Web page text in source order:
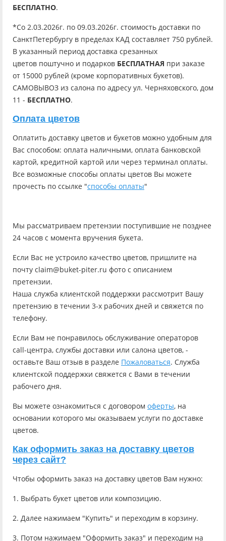
БЕСПЛАТНО.
*Со 2.03.2026г. по 09.03.2026г. стоимость доставки по
СанктПетербургу в пределах КАД составляет 750 рублей.
В указанный период доставка срезанных
цветов поштучно и подарков БЕСПЛАТНАЯ при заказе
от 15000 рублей (кроме корпоративных букетов).
САМОВЫВОЗ из салона по адресу ул. Черняховского, дом
11 - БЕСПЛАТНО.
Оплата цветов
Оплатить доставку цветов и букетов можно удобным для
Вас способом: оплата наличными, оплата банковской
картой, кредитной картой или через терминал оплаты.
Все возможные способы оплаты цветов Вы можете
прочесть по ссылке "способы оплаты"
Мы рассматриваем претензии поступившие не позднее
24 часов с момента вручения букета.
Если Вас не устроило качество цветов, пришлите на
почту claim@buket-piter.ru фото с описанием
претензии.
Наша служба клиентской поддержки рассмотрит Вашу
претензию в течении 3-х рабочих дней и свяжется по
телефону.
Если Вам не понравилось обслуживание операторов
call-центра, службы доставки или салона цветов, -
оставьте Ваш отзыв в разделе Пожаловаться. Служба
клиентской поддержки свяжется с Вами в течении
рабочего дня.
Вы можете ознакомиться с договором оферты, на
основании которого мы оказываем услуги по доставке
цветов.
Как оформить заказ на доставку цветов
через сайт?
Чтобы оформить заказ на доставку цветов Вам нужно:
1. Выбрать букет цветов или композицию.
2. Далее нажимаем "Купить" и переходим в корзину.
3. Потом нажимаем "Оформить заказ" и переходим на